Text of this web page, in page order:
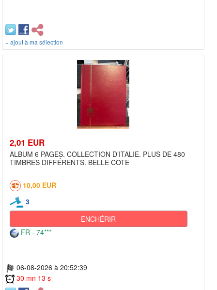
+ ajout à ma sélection
2,01 EUR
ALBUM 6 PAGES. COLLECTION D’ITALIE. PLUS DE 480
TIMBRES DIFFÉRENTS. BELLE COTE
10,00 EUR
3
ENCHÉRIR
FR - 74***
06-08-2026 à 20:52:39
30 mn 13 s